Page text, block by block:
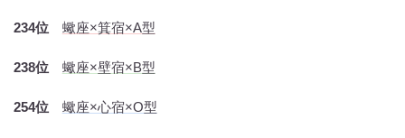
234位 蠍座×箕宿×A型
238位 蠍座×壁宿×B型
254位 蠍座×心宿×O型